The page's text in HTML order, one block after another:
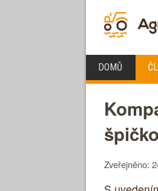
DOMŮ
Zveřejněno: